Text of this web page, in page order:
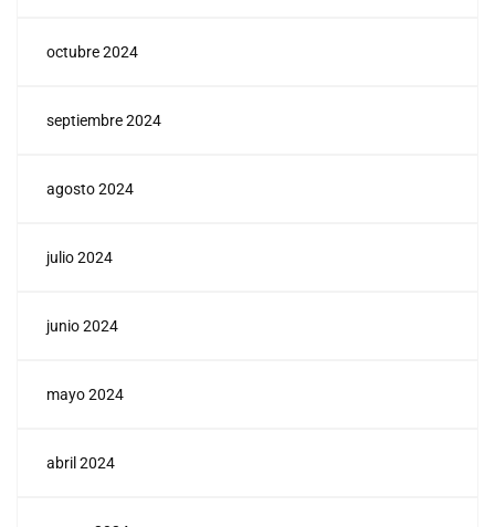
octubre 2024
septiembre 2024
agosto 2024
julio 2024
junio 2024
mayo 2024
abril 2024